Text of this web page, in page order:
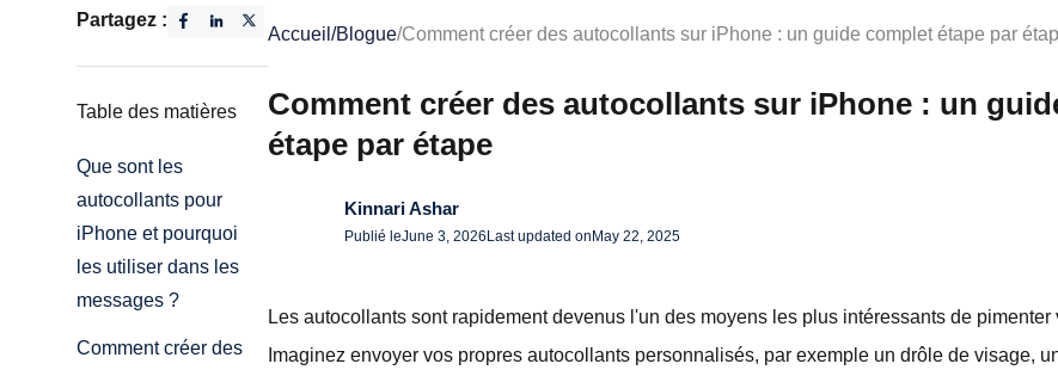
Partagez :
Table des matières
Que sont les
autocollants pour
iPhone et pourquoi
les utiliser dans les
messages ?
Comment créer des
Accueil /Blogue/Comment créer des autocollants sur iPhone : un guide complet étape par
Comment créer des autocollants sur iPhone : un
étape par étape
Kinnari Ashar
Publié leJune 3, 2026 Last updated on May 22, 2025
Les autocollants sont rapidement devenus l'un des moyens les plus intéressants de
Imaginez envoyer vos propres autocollants personnalisés, par exemple un drôle de visage,